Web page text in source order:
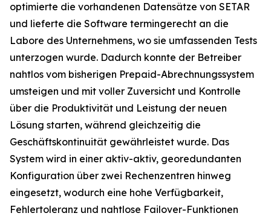
optimierte die vorhandenen Datensätze von SETAR
und lieferte die Software termingerecht an die
Labore des Unternehmens, wo sie umfassenden Tests
unterzogen wurde. Dadurch konnte der Betreiber
nahtlos vom bisherigen Prepaid-Abrechnungssystem
umsteigen und mit voller Zuversicht und Kontrolle
über die Produktivität und Leistung der neuen
Lösung starten, während gleichzeitig die
Geschäftskontinuität gewährleistet wurde. Das
System wird in einer aktiv-aktiv, georedundanten
Konfiguration über zwei Rechenzentren hinweg
eingesetzt, wodurch eine hohe Verfügbarkeit,
Fehlertoleranz und nahtlose Failover-Funktionen